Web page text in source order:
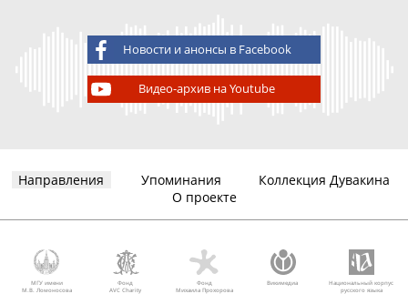
Новости и анонсы в Facebook
Видео-архив на Youtube
Направления Упоминания
Коллекция Дувакина
О проекте
МГУ имени
М.В. Ломоносова
Фонд
AVC Charity
Фонд
Михаила Прохорова
Викимедиа
Национальный корпус
русского языка